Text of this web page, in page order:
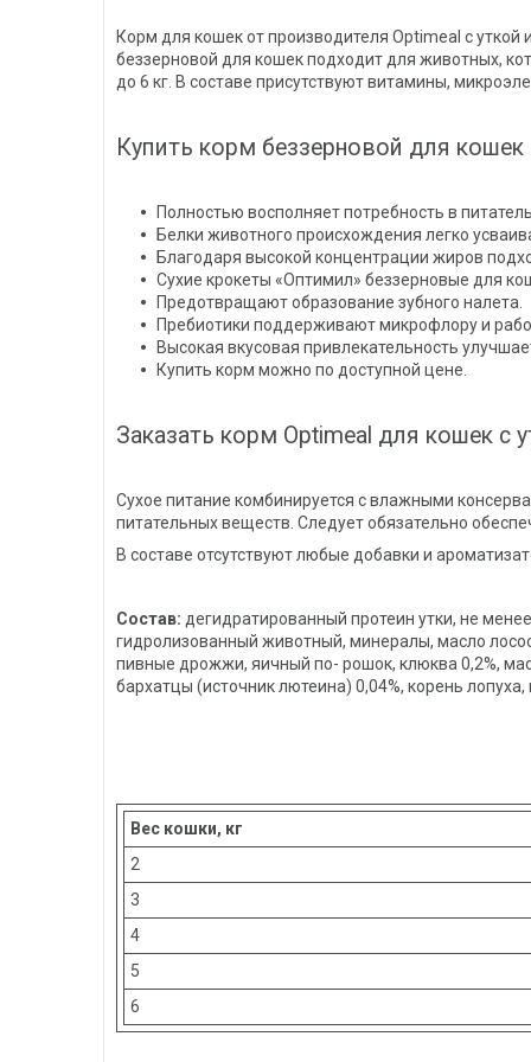
Корм для кошек от производителя Optimeal с
беззерновой для кошек подходит для животных,
до 6 кг. В составе присутствуют витамины,
Купить корм беззерновой для
Полностью восполняет потребность в
Белки животного происхождения легко
Благодаря высокой концентрации жиров
Сухие крокеты «Оптимил» беззерновые для
Предотвращают образование зубного налета.
Пребиотики поддерживают микрофлору и
Высокая вкусовая привлекательность
Купить корм можно по доступной цене.
Заказать корм Optimeal для кошек с
Сухое питание комбинируется с влажными
питательных веществ. Следует обязательно
В составе отсутствуют любые добавки и
Состав: дегидратированный протеин утки, не
гидролизованный животный, минералы, масло
пивные дрожжи, яичный по- рошок, клюква 0,2%,
бархатцы (источник лютеина) 0,04%, корень
Вес кошки, кг
2
3
4
5
6